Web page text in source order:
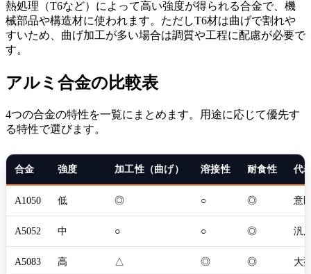
熱処理（T6など）によって高い強度が得られる合金で、機
械部品や構造材に使われます。ただしT6材は曲げで割れや
すいため、曲げ加工が多い場合は調質や工程に配慮が必要で
す。
アルミ合金の比較表
4つの合金の特性を一覧にまとめます。用途に応じて優先す
る特性で選びます。
合金 強度 加工性（曲げ） 溶接性 耐食性 代
A1050 低 ◎ ○ ◎ 意
A5052 中 ○ ○ ◎ 汎
A5083 高 △ ◎ ◎ 大